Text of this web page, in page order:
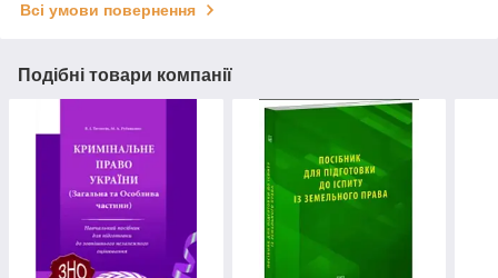
Всі умови повернення
Подібні товари компанії